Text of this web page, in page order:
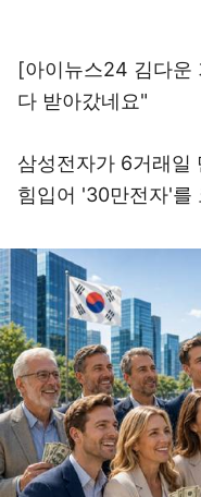
[아이뉴스24 김다운
다 받아갔네요"
삼성전자가 6거래일
힘입어 '30만전자'를